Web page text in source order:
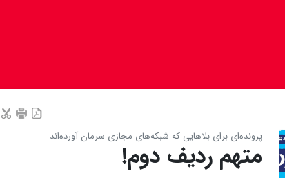
پرونده‌ای برای بلاهایی که شبکه‌های مجازی سرمان آورده‌اند
متهم ردیف دوم!